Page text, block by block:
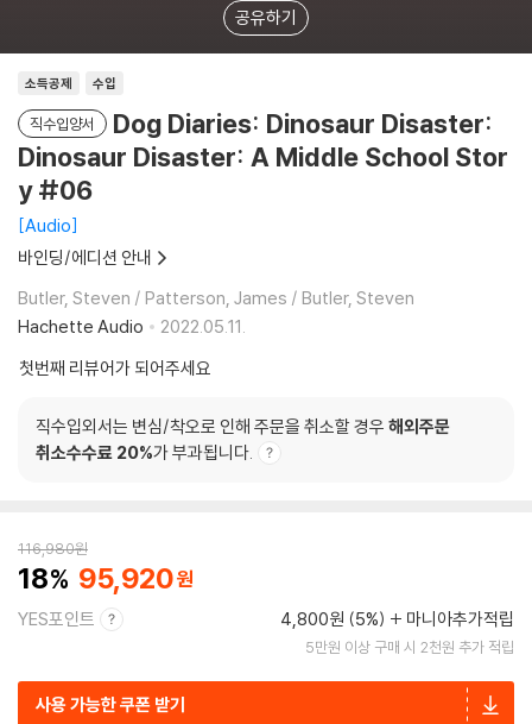
공유하기
소득공제 수입
직수입양서
Dog Diaries: Dinosaur Disaster:
Dinosaur Disaster: A Middle School Stor
y #06
Audio
바인딩/에디션 안내
Butler, Steven / Patterson, James / Butler, Steven
Hachette Audio
2022.05.11.
첫번째 리뷰어가 되어주세요
직수입외서는 변심/착오로 인해 주문을 취소할 경우 해외주문
취소수수료 20%가 부과됩니다.
116,980원
18 95,920
YES포인트 4,800원 (5%) 마니아추가적립
5만원 이상 구매 시 2천원 추가 적립
사용 가능한 쿠폰 받기